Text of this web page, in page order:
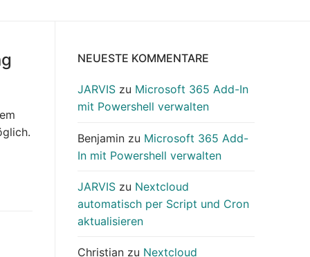
NEUESTE KOMMENTARE
JARVIS zu Microsoft 365 Add-In
mit Powershell verwalten
Benjamin zu Microsoft 365 Add-
In mit Powershell verwalten
JARVIS zu Nextcloud
automatisch per Script und Cron
aktualisieren
Christian zu Nextcloud